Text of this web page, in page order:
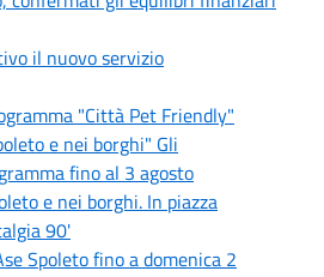
il nuovo servizio
"Città Pet Friendly"
e nei borghi" Gli
fino al 3 agosto
e nei borghi. In piazza
90'
Spoleto fino a domenica 2